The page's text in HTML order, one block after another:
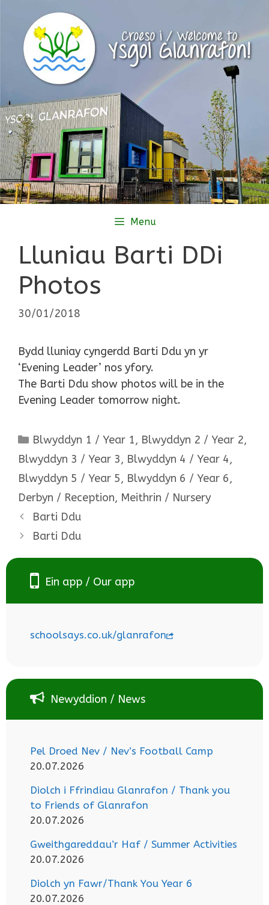
content
Menu
Lluniau Barti DDi
Photos
30/01/2018
Bydd lluniay cyngerdd Barti Ddu yn yr
‘Evening Leader’ nos yfory.
The Barti Ddu show photos will be in the
Evening Leader tomorrow night.
Categories
Blwyddyn 1 / Year 1, Blwyddyn 2 / Year 2,
Blwyddyn 3 / Year 3, Blwyddyn 4 / Year 4,
Blwyddyn 5 / Year 5, Blwyddyn 6 / Year 6,
Derbyn / Reception, Meithrin / Nursery
Barti Ddu
Barti Ddu
Ein app / Our app
schoolsays.co.uk/glanrafon
Newyddion / News
Pel Droed Nev / Nev’s Football Camp
20.07.2026
Diolch i Ffrindiau Glanrafon / Thank you
to Friends of Glanrafon
20.07.2026
Gweithgareddau’r Haf / Summer Activities
20.07.2026
Diolch yn Fawr/Thank You Year 6
20.07.2026